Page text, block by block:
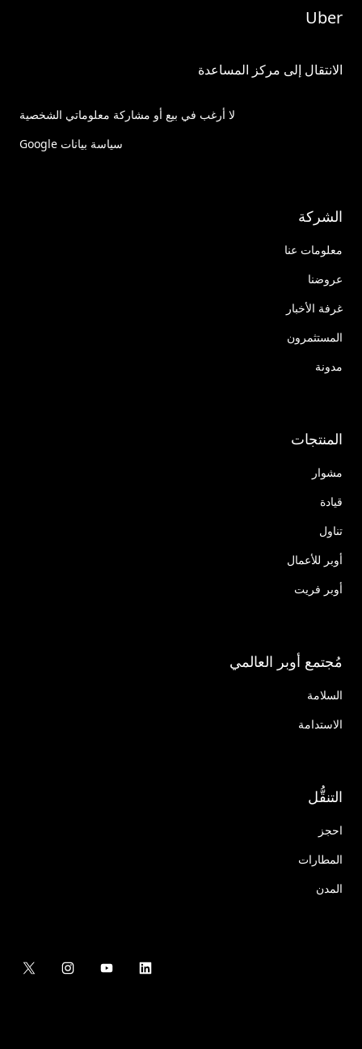
Uber
الانتقال إلى مركز المساعدة
لا أرغب في بيع أو مشاركة معلوماتي الشخصية
سياسة بيانات Google
الشركة
معلومات عنا
عروضنا
غرفة الأخبار
المستثمرون
مدونة
المنتجات
مشوار
قيادة
تناول
أوبر للأعمال
أوبر فريت
مُجتمع أوبر العالمي
السلامة
الاستدامة
التنقُّل
احجز
المطارات
المدن